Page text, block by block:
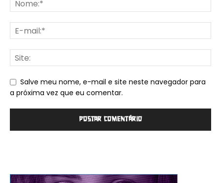
Salve meu nome, e-mail e site neste navegador para
a próxima vez que eu comentar.